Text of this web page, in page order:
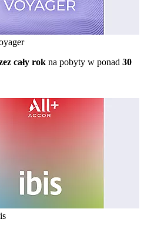
cały rok na pobyty w ponad 30